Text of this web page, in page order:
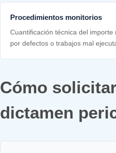
Procedimientos monitorios
Cuantificación técnica del
por defectos o trabajos mal
Cómo
dictamen